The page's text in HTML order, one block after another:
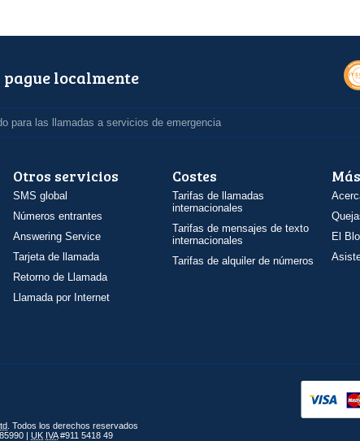
localmente
para las llamadas a servicios de emergencia
Otros servicios
SMS global
Números entrantes
Answering Service
Tarjeta de llamada
Retorno de Llamada
Llamada por Internet
Costes
Tarifas de llamadas
internacionales
Tarifas de mensajes de texto
internacionales
Tarifas de alquiler de números
El
. Todos los derechos reservados
| UK IVA#911 5418 49